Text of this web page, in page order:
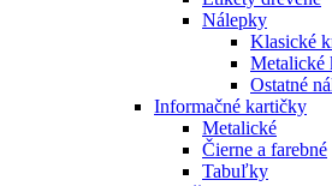
Nálepky
Klasické
Metalické
Ostatné
Informačné kartičky
Metalické
Čierne a farebné
Tabuľky